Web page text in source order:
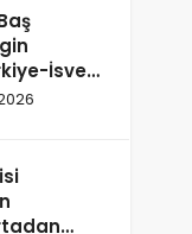
İsveç